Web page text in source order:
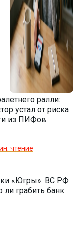
ралли:
устал от риска
из ПИФов
чтение
«Югры»: ВС РФ
грабить банк